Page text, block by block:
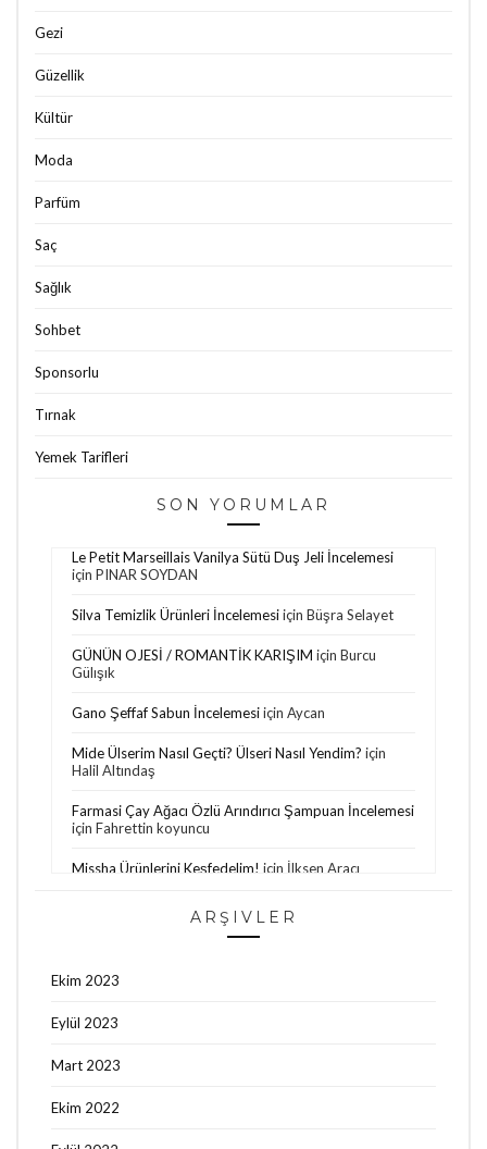
Gezi
Güzellik
Kültür
Moda
Parfüm
Saç
Sağlık
Sohbet
Sponsorlu
Tırnak
Yemek Tarifleri
SON YORUMLAR
Le Petit Marseillais Vanilya Sütü Duş Jeli İncelemesi
için PINAR SOYDAN
Silva Temizlik Ürünleri İncelemesiiçin Büşra Selayet
GÜNÜN OJESİ / ROMANTİK KARIŞIM için Burcu
Gülışık
Gano Şeffaf Sabun İncelemesiiçin Aycan
Mide Ülserim Nasıl Geçti? Ülseri Nasıl Yendim? için
Halil Altındaş
Farmasi Çay Ağacı Özlü Arındırıcı Şampuan İncelemesi
için Fahrettin koyuncu
Missha Ürünlerini Keşfedelim! için İlksen Aracı
Bioblas Saç Dökülmesine ve Yağlanmaya Karşı
Şampuan İncelemesi için Oğuzhan Aktepe
Özge Nur Şahin
ARŞIVLER
Ekim 2023
Eylül 2023
Mart 2023
Ekim 2022